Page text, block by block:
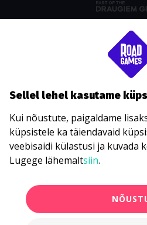
Sellel lehel kasutame
Kui nõustute, paigaldame
küpsistele ka täiendavaid
veebisaidi külastusi ja kuvada
Lugege lähemaltsiin.